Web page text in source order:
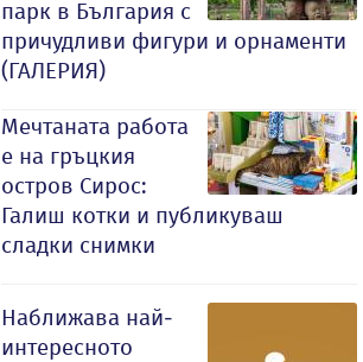
парк в България с
причудливи фигури и орнаменти
(ГАЛЕРИЯ)
Мечтаната работа
е на гръцкия
остров Сирос:
Галиш котки и публикуваш
сладки снимки
Наближава най-
интересното